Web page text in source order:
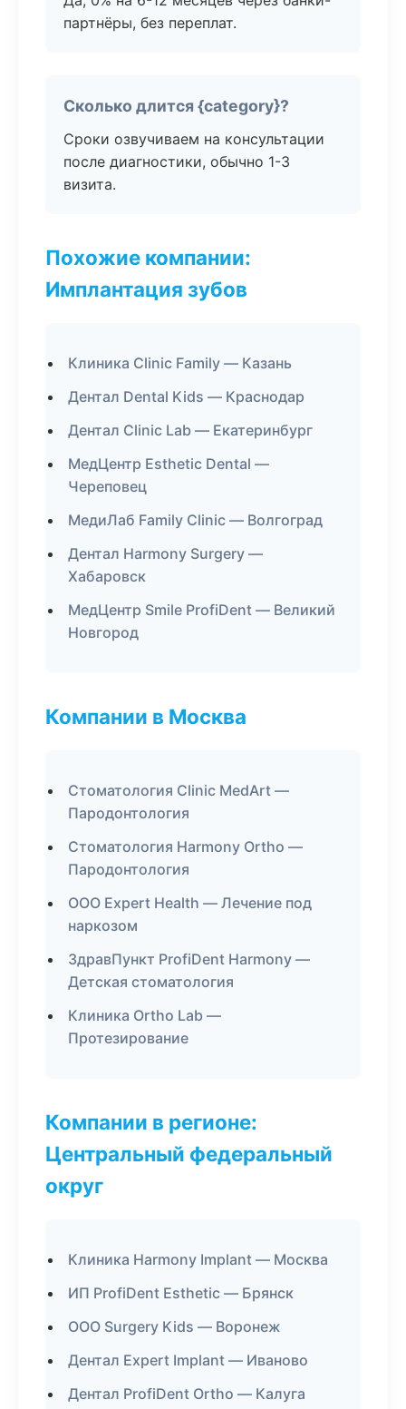
партнёры, без переплат.
Сколько длится {category}?
Сроки озвучиваем на консультации
после диагностики, обычно 1-3
визита.
Похожие компании:
Имплантация зубов
Клиника Clinic Family — Казань
Дентал Dental Kids — Краснодар
Дентал Clinic Lab — Екатеринбург
МедЦентр Esthetic Dental —
Череповец
МедиЛаб Family Clinic — Волгоград
Дентал Harmony Surgery —
Хабаровск
МедЦентр Smile ProfiDent — Великий
Новгород
Компании в Москва
Стоматология Clinic MedArt —
Пародонтология
Стоматология Harmony Ortho —
Пародонтология
ООО Expert Health — Лечение под
наркозом
ЗдравПункт ProfiDent Harmony —
Детская стоматология
Клиника Ortho Lab —
Протезирование
Компании в регионе:
Центральный федеральный
округ
Клиника Harmony Implant — Москва
ИП ProfiDent Esthetic — Брянск
ООО Surgery Kids — Воронеж
Дентал Expert Implant — Иваново
Дентал ProfiDent Ortho — Калуга